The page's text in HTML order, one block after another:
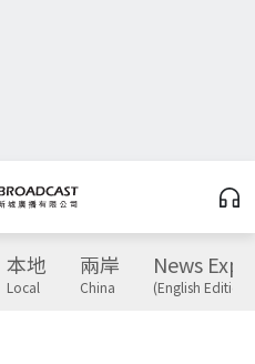
本地
Local
兩岸
China
News
(English Edition)